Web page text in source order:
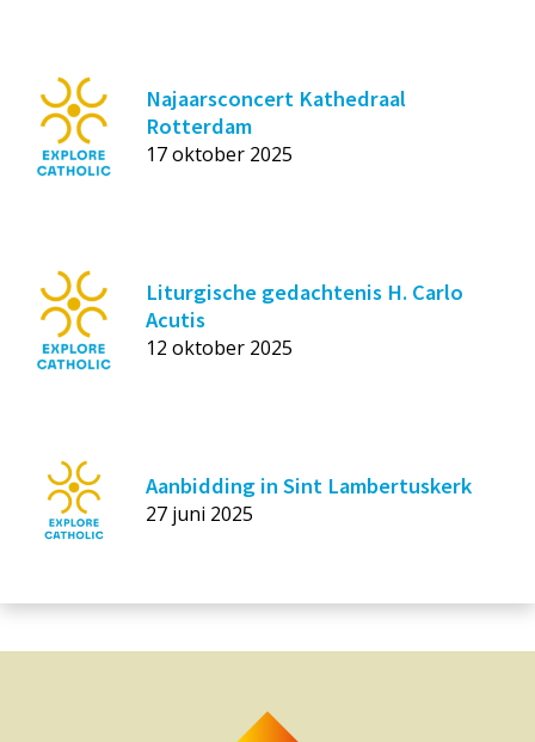
Najaarsconcert Kathedraal
Rotterdam
17 oktober 2025
Liturgische gedachtenis H. Carlo
Acutis
12 oktober 2025
Aanbidding in Sint Lambertuskerk
27 juni 2025